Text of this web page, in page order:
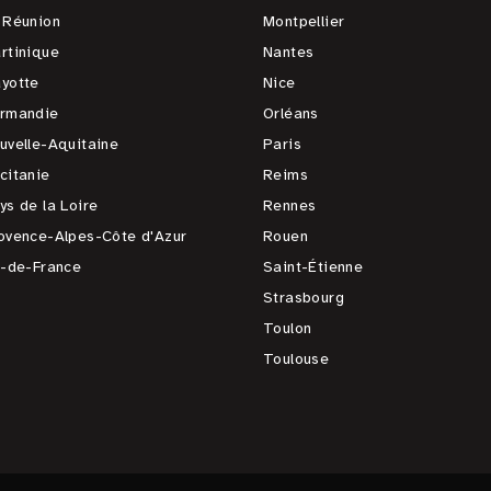
Aquitaine
de la Loire
Alpes-Côte d'Azur
de-France
Montpellier
Nantes
Nice
Orléans
Paris
Reims
Rennes
Rouen
Saint-Étienne
Strasbourg
Toulon
Toulouse